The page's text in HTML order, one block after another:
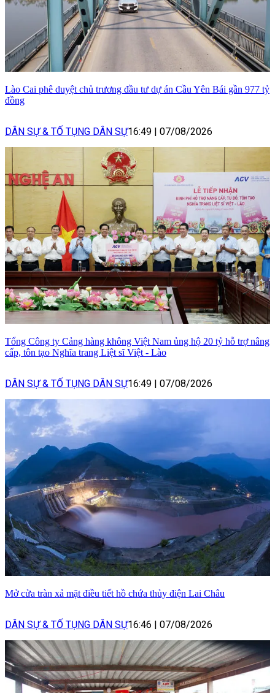
Lào Cai phê duyệt chủ trương đầu tư dự án Cầu Yên Bái gần 977 tỷ
đồng
DÂN SỰ & TỐ TỤNG DÂN SỰ16:49 07/08/2026
Tổng Công ty Cảng hàng không Việt Nam ủng hộ 20 tỷ hỗ trợ nâng
cấp, tôn tạo Nghĩa trang Liệt sĩ Việt - Lào
DÂN SỰ & TỐ TỤNG DÂN SỰ16:49 07/08/2026
Mở cửa tràn xả mặt điều tiết hồ chứa thủy điện Lai Châu
DÂN SỰ & TỐ TỤNG DÂN SỰ16:46 07/08/2026